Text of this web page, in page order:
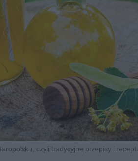
czyli tradycyjne przepisy i